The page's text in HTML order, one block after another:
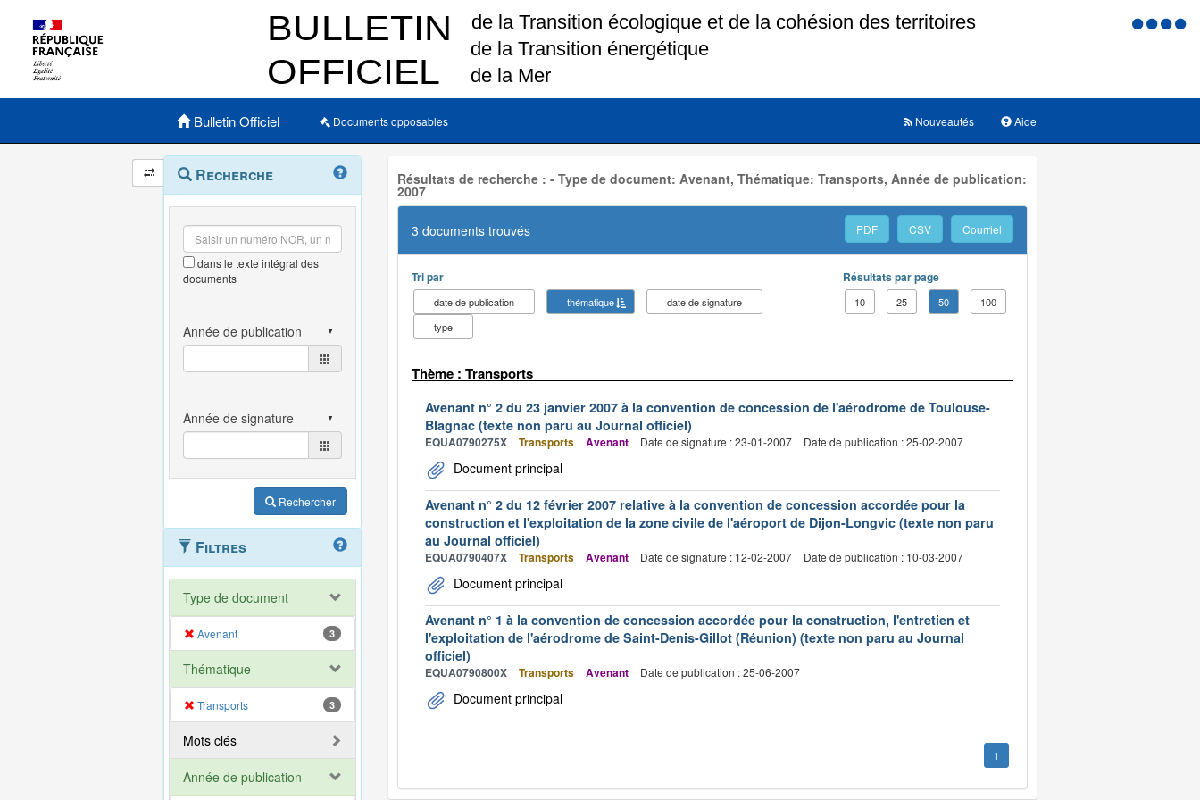
Menu
Menu principal
Bulletin Officiel Documents opposables Aide
Nouveautés
Navigation
et
outils
annexes
Menu
contextuel
Recherche
dans le texte intégral des
documents
Rechercher
Filtres
Type de document
Avenant 3
Thématique
Transports 3
Mots clés
Année de publication
Résultats de recherche : - Type de document: Avenant, Thématique: Transports, Année de publication:
2007
3 documents trouvés PDF CSV Courriel
Tri par
date de publication thématique
date de signature
type
Résultats par page
10 25 50 100
Thème : Transports
Avenant n° 2 du 23 janvier 2007 à la convention de concession de l'aérodrome de Toulouse-
Blagnac (texte non paru au Journal officiel)
EQUA0790275X Transports Avenant Date de signature : 23-01-2007 Date de publication : 25-02-2007
Document principal
Avenant n° 2 du 12 février 2007 relative à la convention de concession accordée pour la
construction et l'exploitation de la zone civile de l'aéroport de Dijon-Longvic (texte non paru
au Journal officiel)
EQUA0790407X Transports Avenant Date de signature : 12-02-2007 Date de publication : 10-03-2007
Document principal
Avenant n° 1 à la convention de concession accordée pour la construction, l'entretien et
l'exploitation de l'aérodrome de Saint-Denis-Gillot (Réunion) (texte non paru au Journal
officiel)
EQUA0790800X Transports Avenant Date de publication : 25-06-2007
Document principal
1